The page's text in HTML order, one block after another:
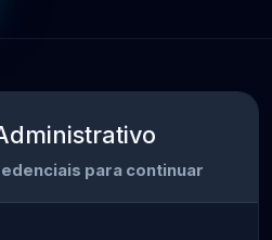
para continuar